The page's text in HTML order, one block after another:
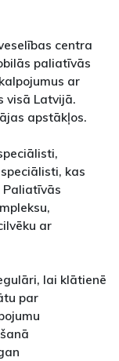
centra
paliatīvās
ar
visā Latvijā.
apstākļos.
kas
Paliatīvās
ar
lai klātienē
par